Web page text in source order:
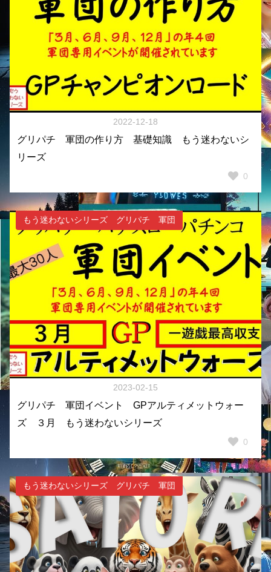
2022-12-18
グリパチ 軍団の作り方 基礎知識 もう迷わないシ
リーズ
0
もう迷わないシリーズ グリパチ 軍団
2023-02-15
グリパチ 軍団イベント GPアルティメットウォー
ズ ３月 もう迷わないシリーズ
0
もう迷わないシリーズ グリパチ 軍団